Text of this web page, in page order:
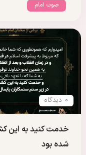
صوت امام
0 دیدگاه
خدمت کنید به این
شده بود